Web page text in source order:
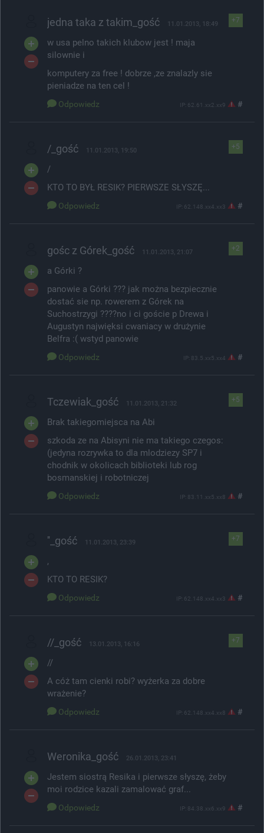
+7
jedna taka z takim_gość 11.01.2013, 18:49
w usa pelno takich klubow jest ! maja
silownie i
komputery za free ! dobrze ,ze znalazly sie
pieniadze na ten cel !
Odpowiedz IP: 62.61.xx2.xx9 #
+5
/_gość 11.01.2013, 19:50
/
KTO TO BYŁ RESIK? PIERWSZE SŁYSZĘ...
Odpowiedz IP: 62.148.xx4.xx3 #
+2
gośc z Górek_gość 11.01.2013, 21:07
a Górki ?
panowie a Górki ??? jak można bezpiecznie
dostać sie np. rowerem z Górek na
Suchostrzygi ????no i ci goście p Drewa i
Augustyn najwięksi cwaniacy w drużynie
Belfra :( wstyd panowie
Odpowiedz IP: 83.5.xx5.xx4 #
+5
Tczewiak_gość 11.01.2013, 21:32
Brak takiegomiejsca na Abi
szkoda ze na Abisyni nie ma takiego czegos:
(jedyna rozrywka to dla mlodziezy SP7 i
chodnik w okolicach biblioteki lub rog
bosmanskiej i robotniczej
Odpowiedz IP: 83.11.xx5.xx8 #
+7
''_gość 11.01.2013, 23:39
,
KTO TO RESIK?
Odpowiedz IP: 62.148.xx4.xx3 #
+7
//_gość 13.01.2013, 16:16
//
A cóż tam cienki robi? wyżerka za dobre
wrażenie?
Odpowiedz IP: 62.148.xx4.xx8 #
Weronika_gość 26.01.2013, 23:41
Jestem siostrą Resika i pierwsze słyszę, żeby
moi rodzice kazali zamalować graf...
Odpowiedz IP: 84.38.xx6.xx9 #